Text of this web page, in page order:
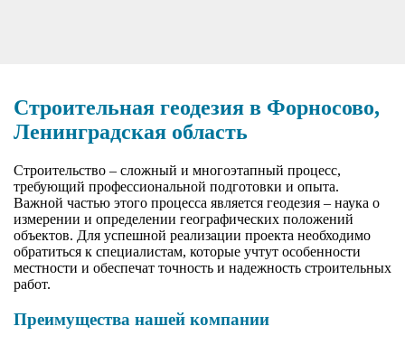
Строительная геодезия в Форносово,
Ленинградская область
Строительство – сложный и многоэтапный процесс,
требующий профессиональной подготовки и опыта.
Важной частью этого процесса является геодезия – наука о
измерении и определении географических положений
объектов. Для успешной реализации проекта необходимо
обратиться к специалистам, которые учтут особенности
местности и обеспечат точность и надежность строительных
работ.
Преимущества нашей компании